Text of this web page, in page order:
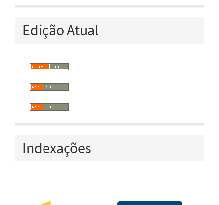
Edição Atual
Indexações